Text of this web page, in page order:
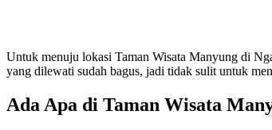
Untuk menuju lokasi Taman Wisata Manyung di
yang dilewati sudah bagus, jadi tidak sulit untuk
Ada Apa di Taman Wisata